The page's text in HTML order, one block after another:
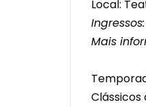
Local:
Mais
Clássicos